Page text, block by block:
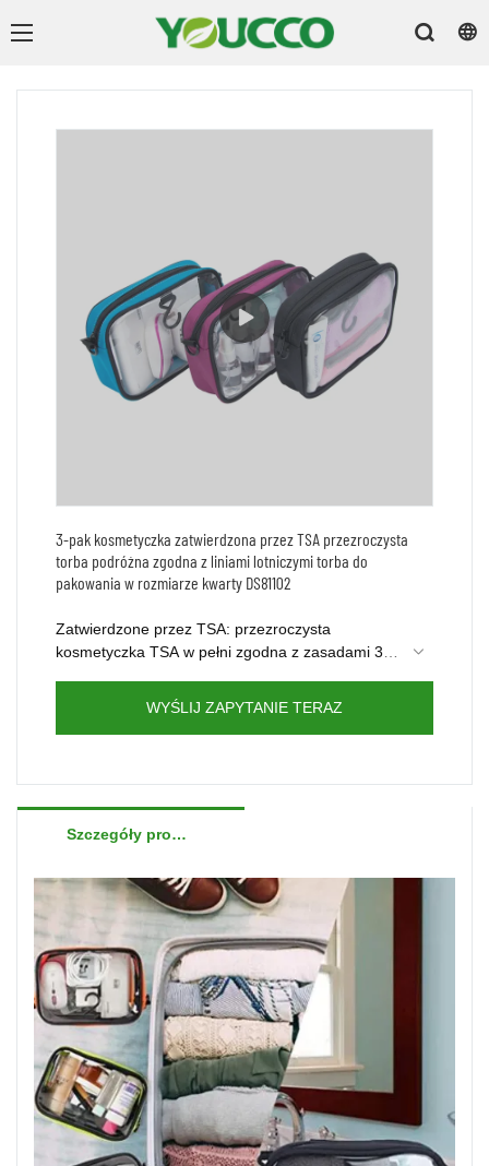
3-pak kosmetyczka zatwierdzona przez TSA przezroczysta
torba podróżna zgodna z liniami lotniczymi torba do
pakowania w rozmiarze kwarty DS81102
Zatwierdzone przez TSA: przezroczysta
kosmetyczka TSA w pełni zgodna z zasadami 3-
cala, można ją łatwo nosić w torbie lub torbie
próbkę tej kosmetyczki w zestawie już teraz.
WYŚLIJ ZAPYTANIE TERAZ
Szczegóły produktów